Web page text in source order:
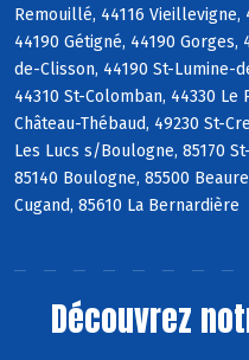
Remouillé, 44116 Vieillevigne,
44190 Gétigné, 44190
de-Clisson, 44190 St-Lumine-
44310 St-Colomban, 44330
Château-Thébaud, 49230 St-
Les Lucs s/Boulogne, 85170
85140 Boulogne, 85500
Cugand, 85610 La Bernardière
Découvrez